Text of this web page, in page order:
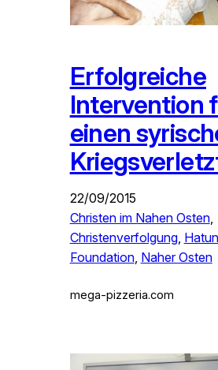
Erfolgreiche
Intervention
einen
22/09/2015
Christen im Nahen Osten
Christenverfolgung,
Foundation, Naher Osten
mega-pizzeria.com